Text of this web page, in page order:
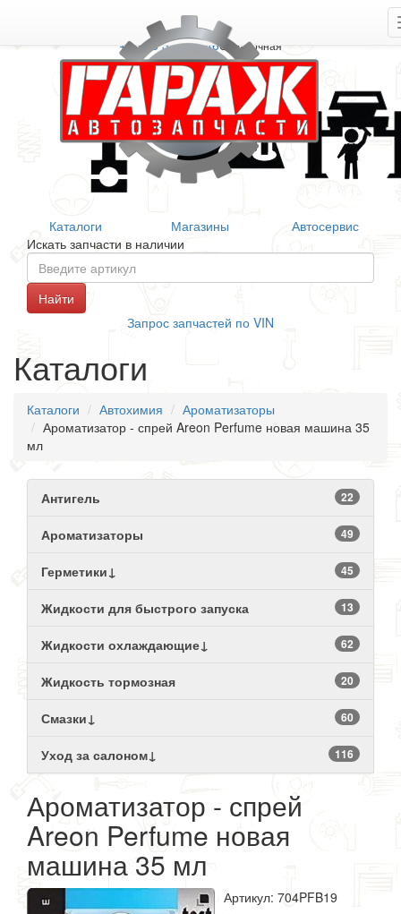
+7 906 377 46 46Справочная
Каталоги Магазины
Автосервис
Искать запчасти в наличии
Запрос запчастей по VIN
Каталоги
Каталоги Автохимия
Ароматизаторы
Ароматизатор - спрей Areon Perfume новая машина 35
мл
Антигель 22
Ароматизаторы 49
Герметики↓ 45
Жидкости для быстрого запуска 13
Жидкости охлаждающие↓ 62
Жидкость тормозная 20
Смазки↓ 60
Уход за салоном↓ 116
Ароматизатор - спрей
Areon Perfume новая
машина 35 мл
Артикул: 704PFB19